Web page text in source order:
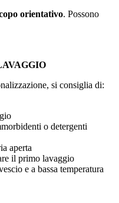
orientativo. Possono
si consiglia di:
o detergenti
aperta
il primo lavaggio
e a bassa temperatura